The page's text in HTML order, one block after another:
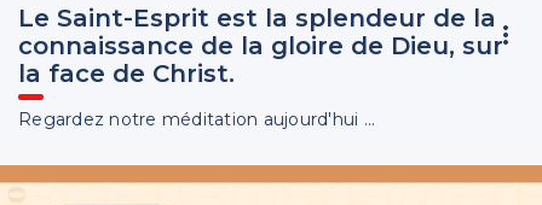
Vidéos
Le Saint-Esprit est la splendeur de la
connaissance de la gloire de Dieu, sur
la face de Christ.
Regardez notre méditation aujourd'hui ...